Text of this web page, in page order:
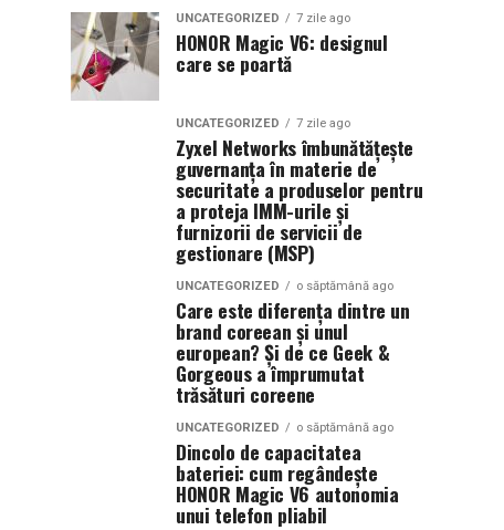
UNCATEGORIZED 7 zile ago
HONOR Magic V6: designul
care se poartă
UNCATEGORIZED 7 zile ago
Zyxel Networks îmbunătățește
guvernanța în materie de
securitate a produselor pentru
a proteja IMM-urile și
furnizorii de servicii de
gestionare (MSP)
UNCATEGORIZED o săptămână ago
Care este diferența dintre un
brand coreean și unul
european? Și de ce Geek &
Gorgeous a împrumutat
trăsături coreene
UNCATEGORIZED o săptămână ago
Dincolo de capacitatea
bateriei: cum regândește
HONOR Magic V6 autonomia
unui telefon pliabil